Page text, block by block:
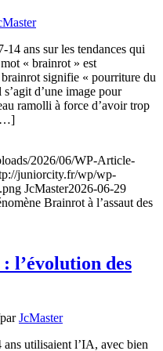
14 ans sur les tendances qui
« brainrot » est
signifie « pourriture du
d’une image pour
ramolli à force d’avoir trop
[…]
2026/06/WP-Article-
juniorcity.fr/wp/wp-
JcMaster2026-06-29
Brainrot à l’assaut des
l’évolution des
parJcMaster
utilisaient l’IA, avec bien